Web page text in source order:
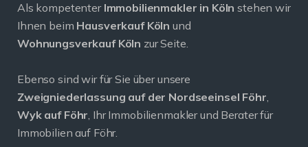
Als kompetenter Immobilienmakler in Köln stehen wir
Ihnen beim Hausverkauf Köln und
Wohnungsverkauf Köln zur Seite.
Ebenso sind wir für Sie über unsere
Zweigniederlassung auf der Nordseeinsel Föhr,
Wyk auf Föhr, Ihr Immobilienmakler und Berater für
Immobilien auf Föhr.